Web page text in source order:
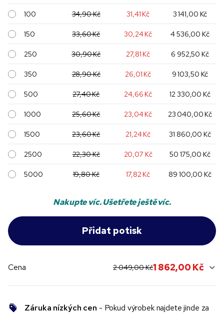
100 34,90 Kč 31,41 Kč 3 141,00 Kč
150 33,60 Kč 30,24 Kč 4 536,00 Kč
250 30,90 Kč 27,81 Kč 6 952,50 Kč
350 28,90 Kč 26,01 Kč 9 103,50 Kč
500 27,40 Kč 24,66 Kč 12 330,00 Kč
1000 25,60 Kč 23,04 Kč 23 040,00 Kč
1500 23,60 Kč 21,24 Kč 31 860,00 Kč
2500 22,30 Kč 20,07 Kč 50 175,00 Kč
5000 19,80 Kč 17,82 Kč 89 100,00 Kč
Nakupte víc. Ušetřete ještě víc.
Cena original price:
2 049,00 Kčcurrent sale price:
1 862,00 Kč
Záruka nízkých cen - Pokud výrobek najdete jinde za